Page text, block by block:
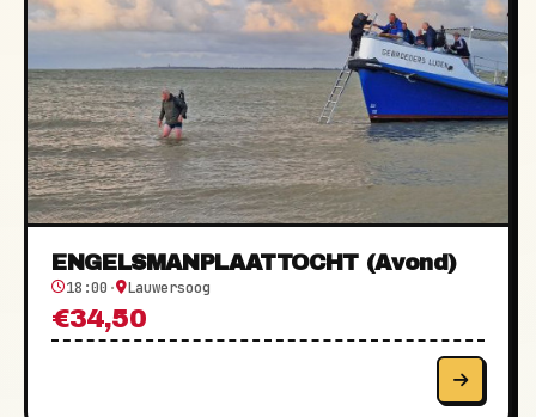
ENGELSMANPLAATTOCHT (Avond)
18:00 · Lauwersoog
€34,50